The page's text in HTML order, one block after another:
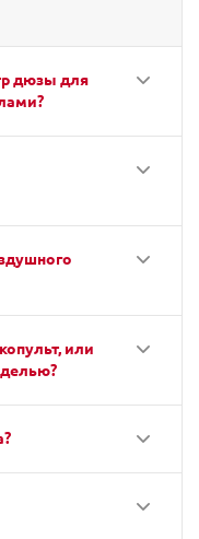
дюзы для
или